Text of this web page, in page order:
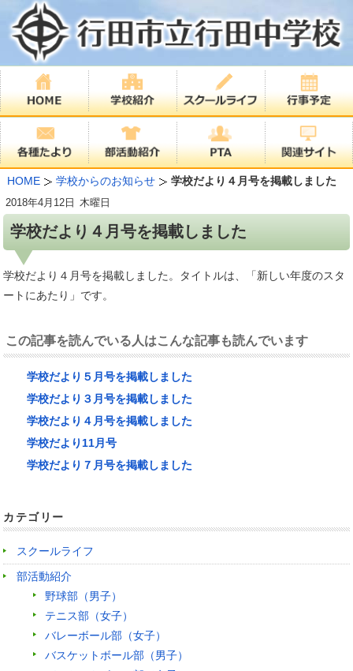
HOME 学校からのお知らせ 学校だより４月号を掲載しました
学校だより４月号を掲載しました
2018年4月12日 木曜日
学校だより４月号を掲載しました。タイトルは、「新しい年度のスタ
ートにあたり」です。
この記事を読んでいる人はこんな記事も読んでいます
学校だより５月号を掲載しました
学校だより３月号を掲載しました
学校だより４月号を掲載しました
学校だより11月号
学校だより７月号を掲載しました
カテゴリー
スクールライフ
部活動紹介
野球部（男子）
テニス部（女子）
バレーボール部（女子）
バスケットボール部（男子）